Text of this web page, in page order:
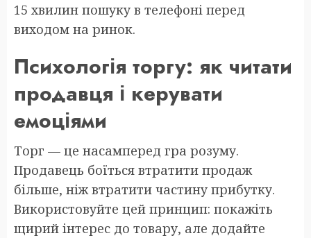
15 хвилин пошуку в телефоні перед
виходом на ринок.
Психологія торгу: як читати
продавця і керувати
емоціями
Торг — це насамперед гра розуму.
Продавець боїться втратити продаж
більше, ніж втратити частину прибутку.
Використовуйте цей принцип: покажіть
щирий інтерес до товару, але додайте